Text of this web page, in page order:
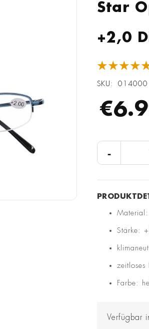
Star
+2,0
SKU
-
Material:
Stärke:
zeitloses
Farbe:
Verfügbar